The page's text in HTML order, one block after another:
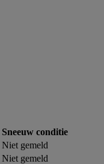
Sneeuw conditie
Niet gemeld
Niet gemeld